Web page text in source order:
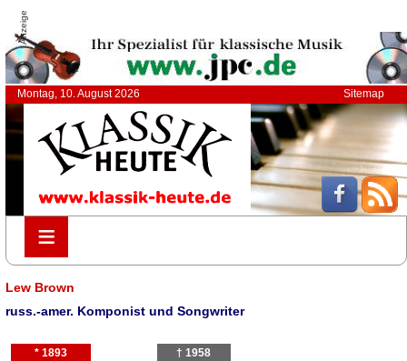
Anzeige
Montag, 10. August 2026 Sitemap
≡
≡
Lew Brown
russ.-amer. Komponist und Songwriter
* 1893 † 1958